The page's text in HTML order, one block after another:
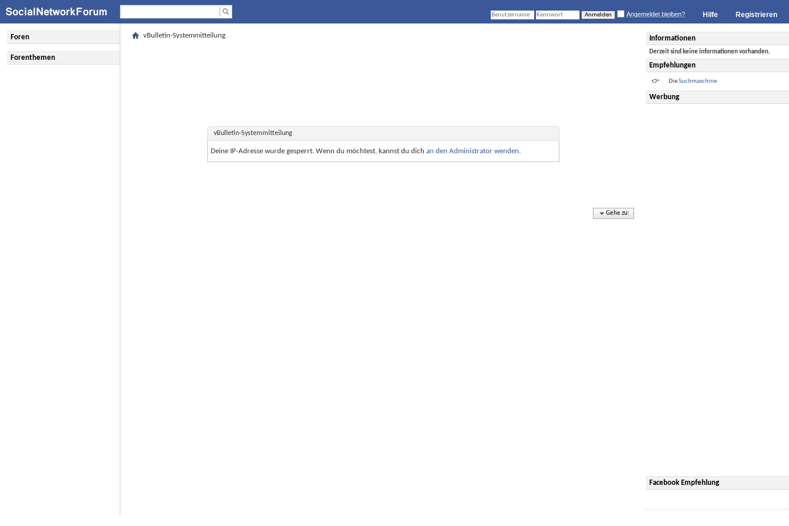
Registrieren
Hilfe
Angemeldet bleiben?
Informationen
Derzeit sind keine informationen vorhanden.
Empfehlungen
DieSuchmaschine
Werbung
Facebook Empfehlung
Foren
Forenthemen
vBulletin-Systemmitteilung
vBulletin-Systemmitteilung
Deine IP-Adresse wurde gesperrt. Wenn du möchtest, kannst du dich an den Administrator wenden.
Gehe zu: